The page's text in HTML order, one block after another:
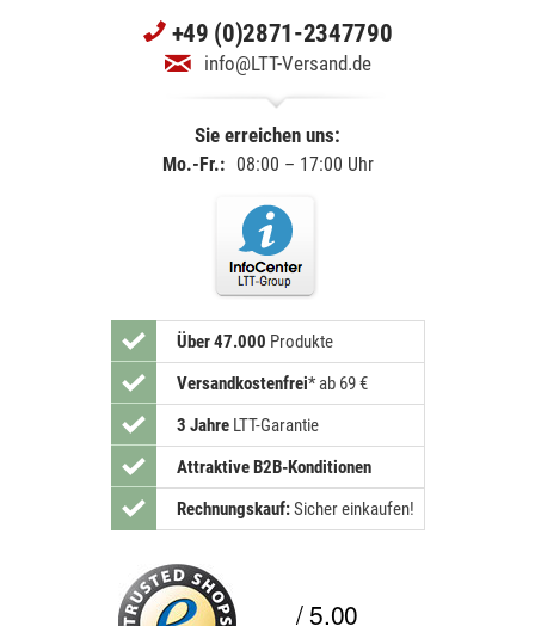
+49 (0)2871-2347790
info@LTT-Versand.de
Sie erreichen uns:
Mo.-Fr.: 08:00 – 17:00 Uhr
Über 47.000 Produkte
Versandkostenfrei* ab 69 €
3 JahreLTT-Garantie
Attraktive B2B-Konditionen
Rechnungskauf:Sicher einkaufen!
/ 5.00